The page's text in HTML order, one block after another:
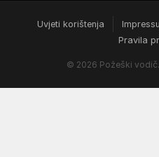
Uvjeti korištenja
Pravila
© 2026 Požeški